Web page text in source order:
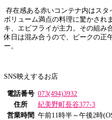
存在感ある赤いコンテナ内はス
ボリューム満点の料理に驚かされ
キ、エビフライが主力。その組み
休日は混み合うので、ピークの正
ー。
SNS映えするお店
電話番号 073(494)3932
住所
紀美野町長谷377-3
営業時間 午前11時半～午後2時